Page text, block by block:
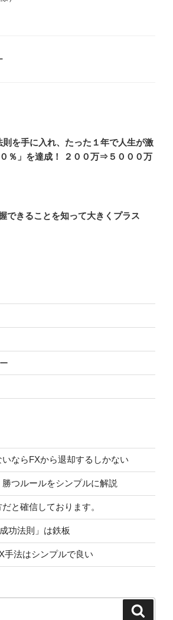
則を手に入れ、たった１年で人生が激
％」を達成！ ２００万⇒５０００万
できることを知って大きくプラス
ならFXから退却するしかない
つルールをシンプルに解説
と確信しております。
功法則」は鉄板
手法はシンプルで良い